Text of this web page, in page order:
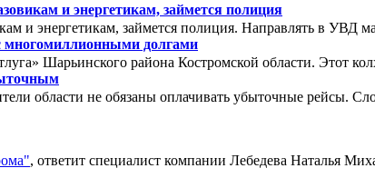
и энергетикам, займется полиция
и энергетикам, займется полиция. Направлять в УВД
многомиллионными долгами
Шарьинского района Костромской области. Этот
области не обязаны оплачивать убыточные рейсы.
, ответит специалист компании Лебедева Наталья